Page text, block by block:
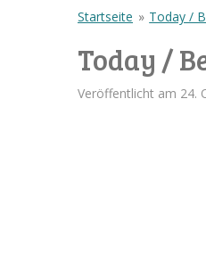
Startseite » Today /
Today /
Veröffentlicht am 24.